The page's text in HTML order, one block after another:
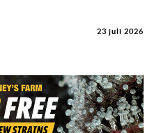
23 juli 2026